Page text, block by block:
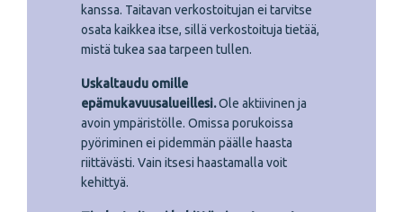
kanssa. Taitavan verkostoitujan ei tarvitse
osata kaikkea itse, sillä verkostoituja tietää,
mistä tukea saa tarpeen tullen.
Uskaltaudu omille
epämukavuusalueillesi.Ole aktiivinen ja
avoin ympäristölle. Omissa porukoissa
pyöriminen ei pidemmän päälle haasta
riittävästi. Vain itsesi haastamalla voit
kehittyä.